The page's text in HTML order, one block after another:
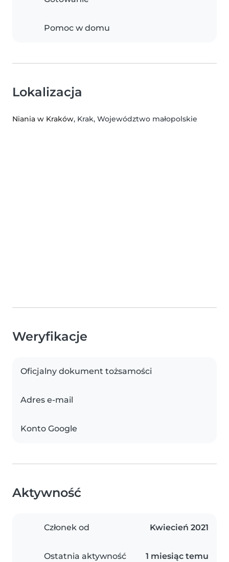
Pomoc w domu
Lokalizacja
Niania w Kraków, Krak, Województwo małopolskie
Weryfikacje
Oficjalny dokument tożsamości
Adres e-mail
Konto Google
Aktywność
Członek od Kwiecień 2021
Ostatnia aktywność 1 miesiąc temu